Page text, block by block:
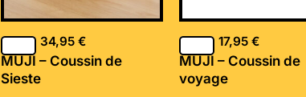
34,95 €
MUJI – Coussin de
Sieste
17,95 €
MUJI – Coussin de
voyage